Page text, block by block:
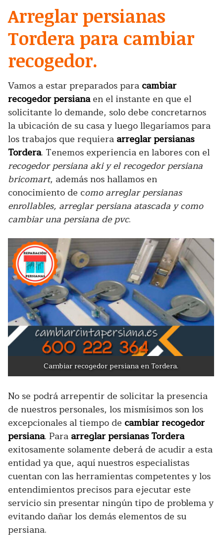
Arreglar persianas
Tordera para cambiar
recogedor.
Vamos a estar preparados para cambiar
recogedor persianaen el instante en que el
solicitante lo demande, solo debe concretarnos
la ubicación de su casa y luego llegaríamos para
los trabajos que requiera arreglar persianas
Tordera. Tenemos experiencia en labores con el
recogedor persiana aki y el recogedor persiana
bricomart, además nos hallamos en
conocimiento de como arreglar persianas
enrollables, arreglar persiana atascada y como
cambiar una persiana de pvc.
Cambiar recogedor persiana en Tordera.
No se podrá arrepentir de solicitar la presencia
de nuestros personales, los mismísimos son los
excepcionales al tiempo de cambiar recogedor
persiana. Para arreglar persianas Tordera
exitosamente solamente deberá de acudir a esta
entidad ya que, aquí nuestros especialistas
cuentan con las herramientas competentes y los
entendimientos precisos para ejecutar este
servicio sin presentar ningún tipo de problema y
evitando dañar los demás elementos de su
persiana.